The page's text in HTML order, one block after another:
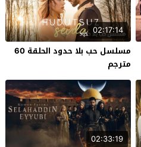
02:17:14
مسلسل حب بلا حدود الحلقة 60
مترجم
02:33:19